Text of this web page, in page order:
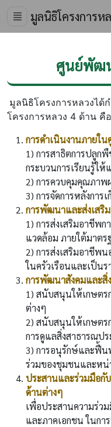
มูลนิธิโครงการห
ศูนย์พัฒน
มูลนิธิโครงการหลวงไ
โครงการหลวง 4 ด้าน คือ
การดำเนินงานภายใ
1) การสาธิตการปลูก
กระบวนการเรียนรู้ใ
2) การควบคุมคุณภาพ
3) การจัดการหลังการ
การพัฒนาและส่งเสริ
1) การส่งเสริมอาชีพ
แวดล้อม ภายใต้มาต
2) การส่งเสริมอาชีพ
ในครัวเรือนและเป็นร
การพัฒนาสังคมและสิ่
1) สนับสนุนให้เกษตร
ต่างๆ
2) สนับสนุนให้เกษตร
การดูแลสิ่งสาธารณป
3) การอนุรักษ์และฟื้น
ร่วมของชุมชนและหน่
ประสานและร่วมมือกั
ด้านต่างๆ
เพื่อประสานความร่ว
และภาคเอกชน ในกา